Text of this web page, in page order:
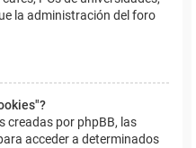
la administración del foro
creadas por phpBB, las
acceder a determinados